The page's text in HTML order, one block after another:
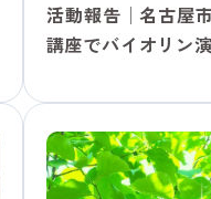
活動報告│名古屋
講座でバイオリン